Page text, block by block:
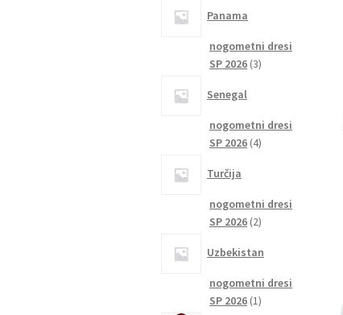
Panama
nogometni dresi
SP 2026 33
Senegal
nogometni dresi
SP 2026 44
Turčija
nogometni dresi
SP 2026 22
Uzbekistan
nogometni dresi
SP 2026 11